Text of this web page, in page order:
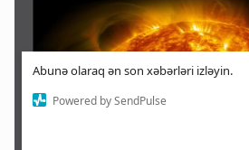
Abunə olaraq ən son xəbərləri izləyin.
Powered by SendPulse